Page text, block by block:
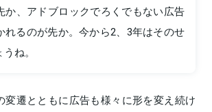
か、アドブロックでろくでもない広告
れるのが先か。今から2、3年はそのせ
ね。
変遷とともに広告も様々に形を変え続け